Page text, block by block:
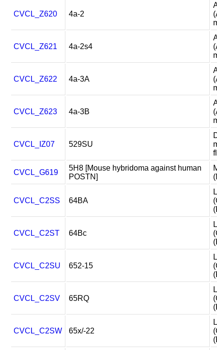
CVCL_Z620 4a-2
CVCL_Z621 4a-2s4
CVCL_Z622 4a-3A
CVCL_Z623 4a-3B
CVCL_IZ07 529SU
CVCL_G619
5H8 [Mouse hybridoma against human
POSTN]
CVCL_C2SS 64BA
CVCL_C2ST 64Bc
CVCL_C2SU 652-15
CVCL_C2SV 65RQ
CVCL_C2SW 65x/-22